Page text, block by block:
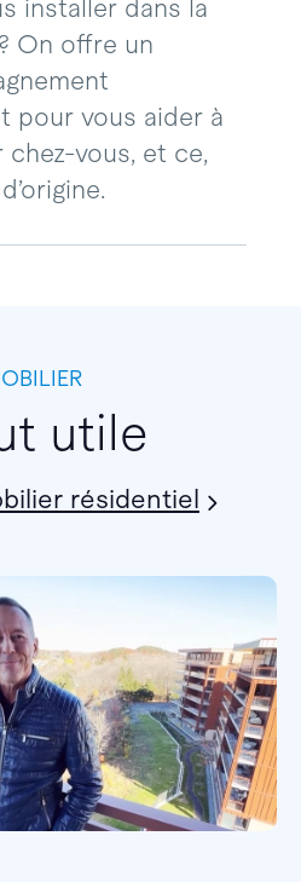
installer dans la
On offre un
pour vous aider à
vous, et ce,
utile
résidentiel